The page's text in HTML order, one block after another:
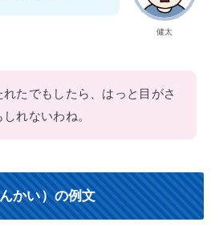
健太
れたでもしたら、はっと目がさ
れないわね。
かい）の例文